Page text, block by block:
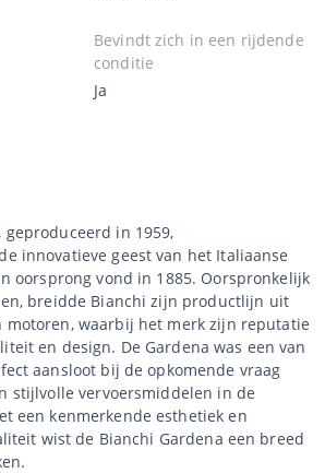
Bevindt zich in een rijdende
conditie
Ja
geproduceerd in 1959,
innovatieve geest van het Italiaanse
oorsprong vond in 1885. Oorspronkelijk
breidde Bianchi zijn productlijn uit
motoren, waarbij het merk zijn reputatie
en design. De Gardena was een van
aansloot bij de opkomende vraag
stijlvolle vervoersmiddelen in de
een kenmerkende esthetiek en
wist de Bianchi Gardena een breed